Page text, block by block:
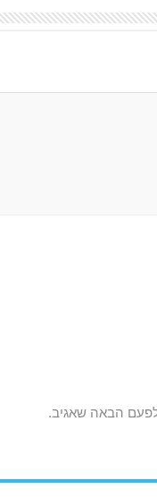
הבאה שאגיב.